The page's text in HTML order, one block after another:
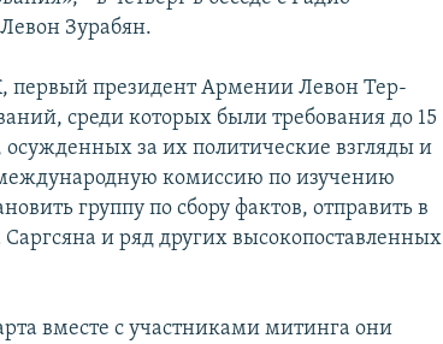
Зурабян.
первый президент Армении Левон Тер-
среди которых были требования до 15
за их политические взгляды и
комиссию по изучению
группу по сбору фактов, отправить в
и ряд других высокопоставленных
вместе с участниками митинга они